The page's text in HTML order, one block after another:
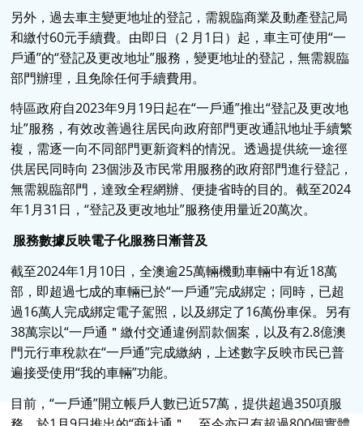
另外，過去車主變更地址的登記，需親臨商業及動產登記局
和繳付60元手續費。由即日（2 月1日）起，車主可使用“一
戶通”的“登記及更改地址”服務，變更地址的登記，無需親臨
部門辦理，且免除任何手續費用。
特區政府自2023年9月19日起在“一戶通”推出“登記及更改地
址”服務，有效改善過往居民向政府部門更改通訊地址手續繁
複，需逐一向不同部門更新資料的情況。透過提供統一途徑
供居民同時向 23個涉及市民常用服務的政府部門進行登記，
無需親臨部門，達致全程網辦、便捷省時的目的。截至2024
年1月31日，“登記及更改地址”服務使用量近20萬次。
服務數據反映電子化服務日漸普及
截至2024年1月10日，全澳逾25萬輛機動車輛中有近18萬
部，即超過七成的車輛已於“一戶通”完成綁定；同時，已超
過16萬人完成綁定電子駕照，以及綁定了16萬份車保。另有
38萬宗以“一戶通＂繳付交通違例罰款個案，以及有2.8億澳
門元行車稅款在“一戶通”完成繳納，上述數字反映市民已普
遍接受使用“我的車輛”功能。
目前，“一戶通”開立帳戶人數已近57萬，提供超過350項服